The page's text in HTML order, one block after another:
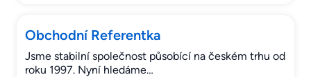
Obchodní Referentka
Jsme stabilní společnost působící na českém trhu od
roku 1997. Nyní hledáme…